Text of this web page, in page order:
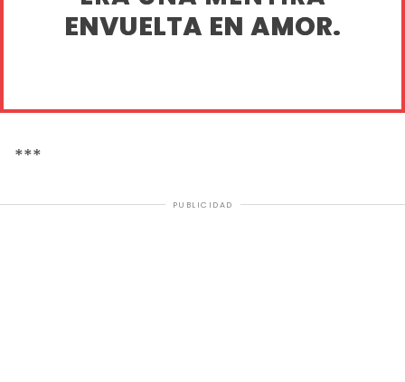
ENVUELTA EN AMOR.
***
PUBLICIDAD